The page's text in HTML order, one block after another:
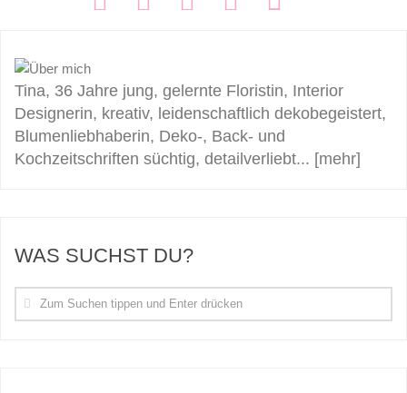
Tina, 36 Jahre jung, gelernte Floristin, Interior
Designerin, kreativ, leidenschaftlich dekobegeistert,
Blumenliebhaberin, Deko-, Back- und
Kochzeitschriften süchtig, detailverliebt... [mehr]
WAS SUCHST DU?